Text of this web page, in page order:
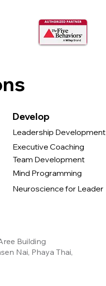
Develop
Leadership Development
Executive Coaching
Team Development
Mind Programming
Neuroscience for Leader
Building
Nai, Phaya Thai,